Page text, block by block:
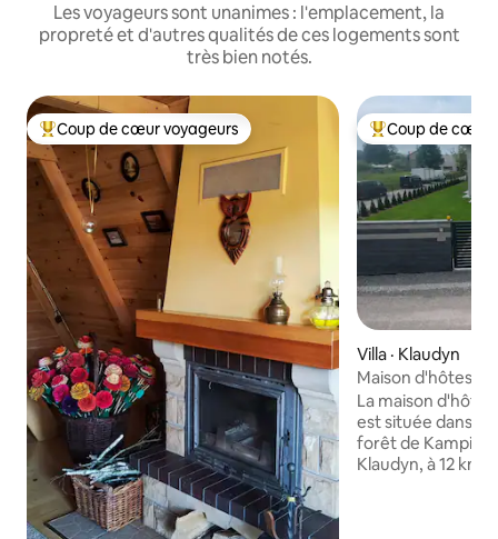
Les voyageurs sont unanimes : l'emplacement, la
propreté et d'autres qualités de ces logements sont
très bien notés.
Coup de cœur voyageurs parmi les plus aimés
Coup de cœur voyageurs Coup de cœur
Coup de cœur
Villa · Klaudyn
Maison d'hôtes
La maison
est située dans
forêt de
Klaudyn, à 12 km